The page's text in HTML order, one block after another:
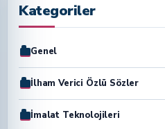
Kategoriler
Genel
İlham Verici Özlü Sözler
İmalat Teknolojileri